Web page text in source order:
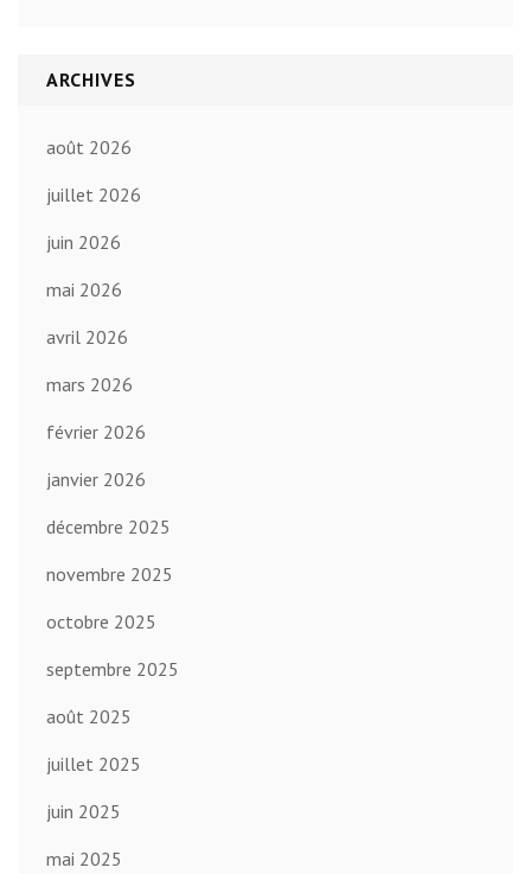
ARCHIVES
août 2026
juillet 2026
juin 2026
mai 2026
avril 2026
mars 2026
février 2026
janvier 2026
décembre 2025
novembre 2025
octobre 2025
septembre 2025
août 2025
juillet 2025
juin 2025
mai 2025